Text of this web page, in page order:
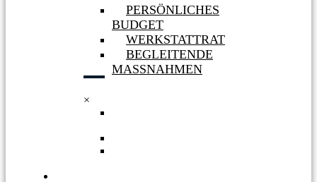
PERSÖNLICHES
BUDGET
WERKSTATTRAT
BEGLEITENDE
MASSNAHMEN
×